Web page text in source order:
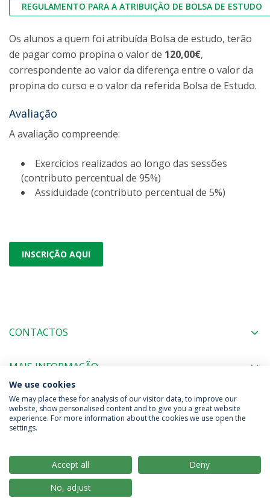
REGULAMENTO PARA A ATRIBUIÇÃO DE BOLSA DE ESTUDO
Os alunos a quem foi atribuída Bolsa de estudo, terão
de pagar como propina o valor de 120,00€,
correspondente ao valor da diferença entre o valor da
propina do curso e o valor da referida Bolsa de Estudo.
Avaliação
A avaliação compreende:
Exercícios realizados ao longo das sessões
(contributo percentual de 95%)
Assiduidade (contributo percentual de 5%)
INSCRIÇÃO AQUI
CONTACTOS
MAIS INFORMAÇÃO
Política de Privacidade
Termos & Condições
© 2026 Universidade Católica Portuguesa
We use cookies
We may place these for analysis of our visitor data, to improve our
website, show personalised content and to give you a great website
experience. For more information about the cookies we use open the
settings.
Accept all
Deny
No, adjust